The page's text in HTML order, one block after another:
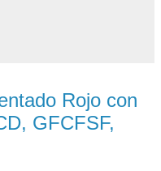
Rojo con
GFCFSF,